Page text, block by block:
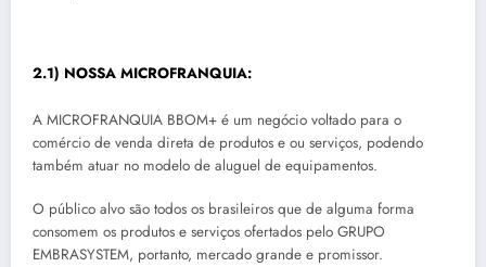
2.1) NOSSA MICROFRANQUIA:
A MICROFRANQUIA BBOM+ é um negócio voltado para o
comércio de venda direta de produtos e ou serviços, podendo
também atuar no modelo de aluguel de equipamentos.
O público alvo são todos os brasileiros que de alguma forma
consomem os produtos e serviços ofertados pelo GRUPO
EMBRASYSTEM, portanto, mercado grande e promissor.